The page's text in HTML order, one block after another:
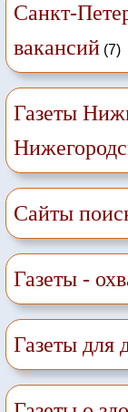
Санкт-
вакансий(7)
Газеты
Сайты
Газеты -
Газеты для